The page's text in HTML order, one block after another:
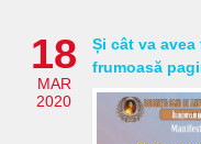
18
MAR
2020
Și cât va
frumoasă